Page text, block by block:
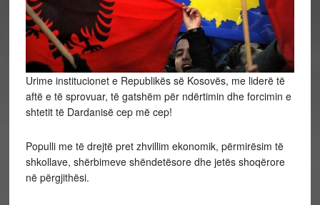
Urime institucionet e Republikës së Kosovës, me liderë të
aftë e të sprovuar, të gatshëm për ndërtimin dhe forcimin e
shtetit të Dardanisë cep më cep!
Populli me të drejtë pret zhvillim ekonomik, përmirësim të
shkollave, shërbimeve shëndetësore dhe jetës shoqërore
në përgjithësi.